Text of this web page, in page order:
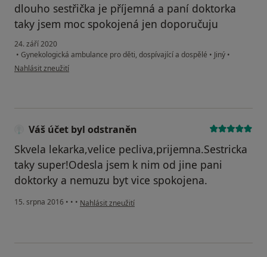
dlouho sestřička je příjemná a paní doktorka
taky jsem moc spokojená jen doporučuju
24. září 2020
• Gynekologická ambulance pro děti, dospívající a dospělé • Jiný •
podle názoru uživatele Lada Valikova
Nahlásit zneužití
Váš účet byl odstraněn
Skvela lekarka,velice pecliva,prijemna.Sestricka
taky super!Odesla jsem k nim od jine pani
doktorky a nemuzu byt vice spokojena.
15. srpna 2016 • • • podle názoru uživatele Váš účet byl odstraněn
Nahlásit zneužití